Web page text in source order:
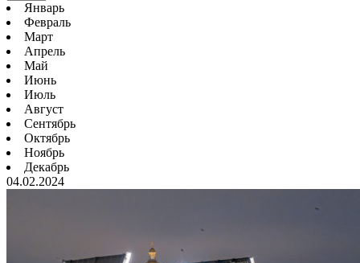
Январь
Февраль
Март
Апрель
Май
Июнь
Июль
Август
Сентябрь
Октябрь
Ноябрь
Декабрь
04.02.2024